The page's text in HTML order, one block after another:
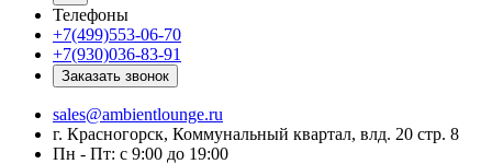
Телефоны
+7(499)553-06-70
+7(930)036-83-91
Заказать звонок
sales@ambientlounge.ru
г. Красногорск, Коммунальный квартал, влд. 20 стр. 8
Пн - Пт: с 9:00 до 19:00